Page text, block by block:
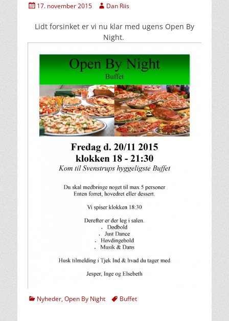
Udgivet
17. november 2015 Forfatter
Dan Riis
Lidt forsinket er vi nu klar med ugens Open By
Night.
kategorier
Nyheder, Open By Night TagsBuffet